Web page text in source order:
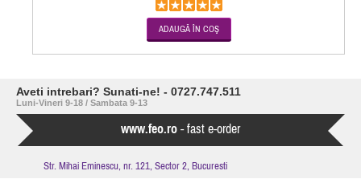
Aveti intrebari? Sunati-ne! - 0727.747.511
Luni-Vineri 9-18 / Sambata 9-13
www.feo.ro - fast e-order
Str. Mihai Eminescu, nr. 121, Sector 2, Bucuresti